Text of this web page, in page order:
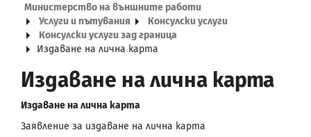
Министерство на външните работи
Услуги и пътувания
Консулски услуги
Консулски услуги зад граница
Издаване на лична карта
Издаване на лична карта
Издаване на лична карта
Заявление за издаване на лична карта